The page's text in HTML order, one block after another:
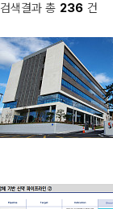
검색결과 총 236 건